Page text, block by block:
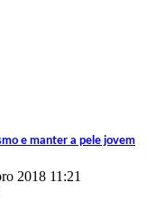
e manter a pele jovem
2018 11:21